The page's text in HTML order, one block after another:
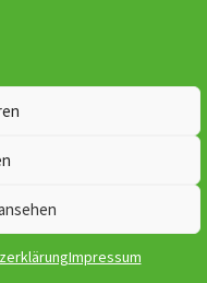
Impressum